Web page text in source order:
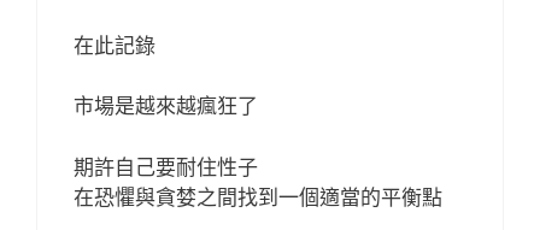
在此記錄
市場是越來越瘋狂了
期許自己要耐住性子
在恐懼與貪婪之間找到一個適當的平衡點